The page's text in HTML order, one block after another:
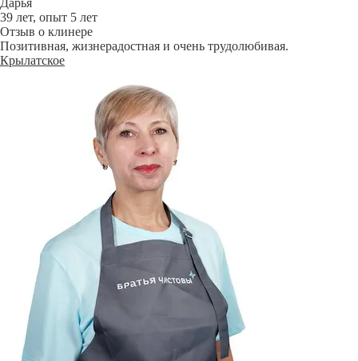
Дарья
39 лет, опыт 5 лет
Отзыв о клинере
Позитивная, жизнерадостная и очень трудолюбивая.
Крылатское